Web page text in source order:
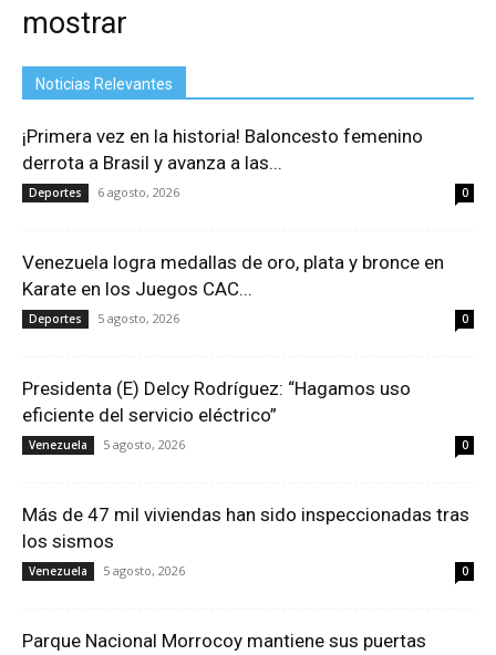
mostrar
Noticias Relevantes
¡Primera vez en la historia! Baloncesto femenino
derrota a Brasil y avanza a las...
Deportes 6 agosto, 2026 0
Venezuela logra medallas de oro, plata y bronce en
Karate en los Juegos CAC...
Deportes 5 agosto, 2026 0
Presidenta (E) Delcy Rodríguez: “Hagamos uso
eficiente del servicio eléctrico”
Venezuela 5 agosto, 2026 0
Más de 47 mil viviendas han sido inspeccionadas tras
los sismos
Venezuela 5 agosto, 2026 0
Parque Nacional Morrocoy mantiene sus puertas